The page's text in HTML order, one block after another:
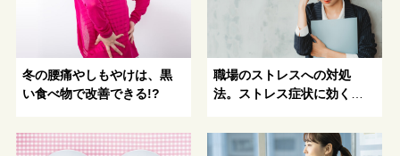
冬の腰痛やしもやけは、黒
い食べ物で改善できる!?
職場のストレスへの対処
法。ストレス症状に効く漢